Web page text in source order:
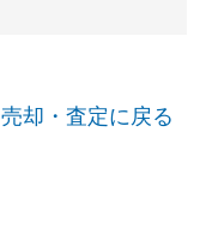
却・査定に戻る